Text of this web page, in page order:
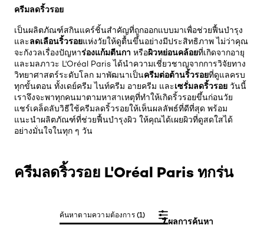
ครีมลดริ้วรอย
เป็นผลิตภัณฑ์สกินแคร์ชิ้นสำคัญที่ถูกออกแบบมาเพื่อช่วยฟื้นบำรุง
และลดเลือนริ้วรอยแห่งวัยให้ดูตื้นขึ้นอย่างมีประสิทธิภาพ ไม่ว่าคุณ
จะกังวลเรื่องปัญหาร่องแก้มตีนกา หรือผิวหย่อนคล้อยที่เกิดจากอายุ
และมลภาวะ L'Oréal Paris ได้นำความเชี่ยวชาญจากการวิจัยทาง
วิทยาศาสตร์ระดับโลก มาพัฒนาเป็นครีมต่อต้านริ้วรอยที่ดูแลครบ
ทุกขั้นตอน ทั้งเดย์ครีม ไนท์ครีม อายครีม และเซรั่มลดริ้วรอย วันนี้
เราจึงจะพาทุกคนมาตามหาสาเหตุที่ทำให้เกิดริ้วรอยขึ้นก่อนวัย
แชร์เคล็ดลับวิธีใช้ครีมลดริ้วรอยให้เห็นผลลัพธ์ที่ดีที่สุด พร้อม
แนะนำผลิตภัณฑ์ที่ช่วยฟื้นบำรุงผิว ให้คุณได้เผยผิวที่ดูสดใสได้
อย่างมั่นใจในทุก ๆ วัน
ครีมลดริ้วรอย L'Oréal Paris ทุกรุ่น
7 ผลการค้นหา
ค้นหาตามความต้องการ (1)